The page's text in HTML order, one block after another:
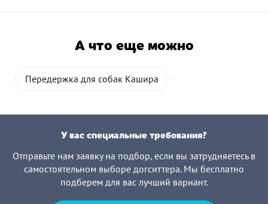
А что еще можно
Передержка для собак Кашира
У вас специальные требования?
Отправьте нам заявку на подбор, если вы затрудняетесь в
самостоятельном выборе догситтера. Мы бесплатно
подберем для вас лучший вариант.